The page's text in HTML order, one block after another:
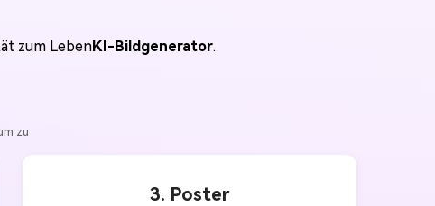
zum LebenKI-Bildgenerator.
zu
3. Poster